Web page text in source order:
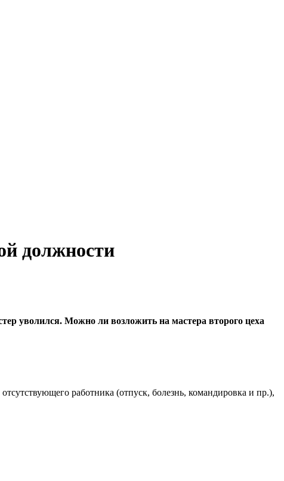
должности
уволился. Можно ли возложить на мастера второго цеха
работника (отпуск, болезнь, командировка и пр.),